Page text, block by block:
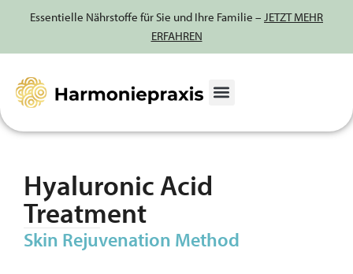
content
Essentielle Nährstoffe für Sie und Ihre Familie – JETZT MEHR
ERFAHREN
Hyaluronic Acid
Treatment
Skin Rejuvenation Method